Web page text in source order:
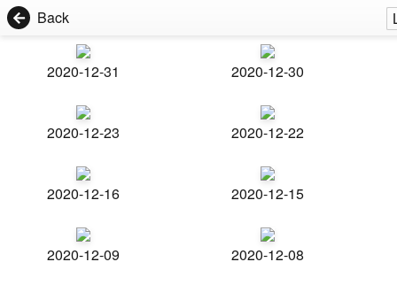
Back
2020-12-31 2020-12-30
2020-12-23 2020-12-22
2020-12-16 2020-12-15
2020-12-09 2020-12-08